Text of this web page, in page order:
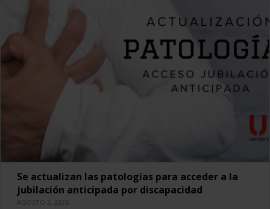
Se actualizan las patologías para acceder a la
jubilación anticipada por discapacidad
AGOSTO 3, 2026